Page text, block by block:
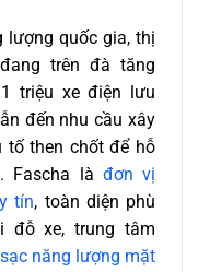
lượng quốc gia, thị
trên đà tăng
triệu xe điện lưu
đến nhu cầu xây
tố then chốt để hỗ
Fascha là đơn vị
tín, toàn diện phù
đỗ xe, trung tâm
năng lượng mặt